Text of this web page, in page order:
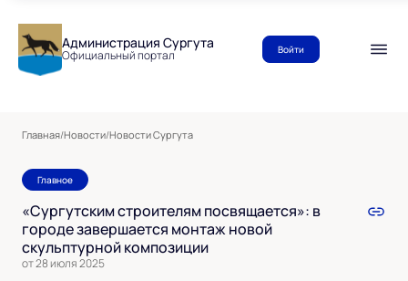
Администрация Сургута
Официальный портал Войти
Главная/Новости/Новости Сургута
Главное
«Сургутским строителям посвящается»: в
городе завершается монтаж новой
скульптурной композиции
от 28 июля 2025